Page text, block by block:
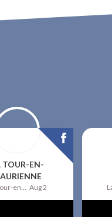
TOUR-EN-
Aug 2